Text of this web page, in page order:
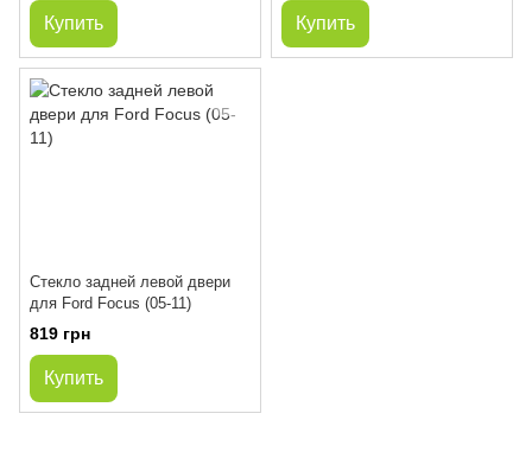
Купить Купить
Стекло задней левой двери
для Ford Focus (05-11)
819 грн
Купить